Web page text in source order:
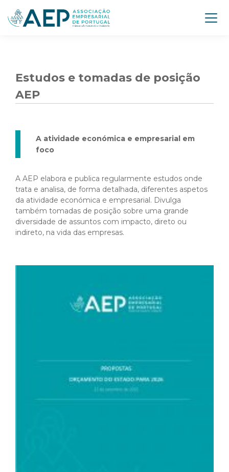
Estudos e tomadas de posição
AEP
A atividade económica e empresarial em
foco
A AEP elabora e publica regularmente estudos onde
trata e analisa, de forma detalhada, diferentes aspetos
da atividade económica e empresarial. Divulga
também tomadas de posição sobre uma grande
diversidade de assuntos com impacto, direto ou
indireto, na vida das empresas.